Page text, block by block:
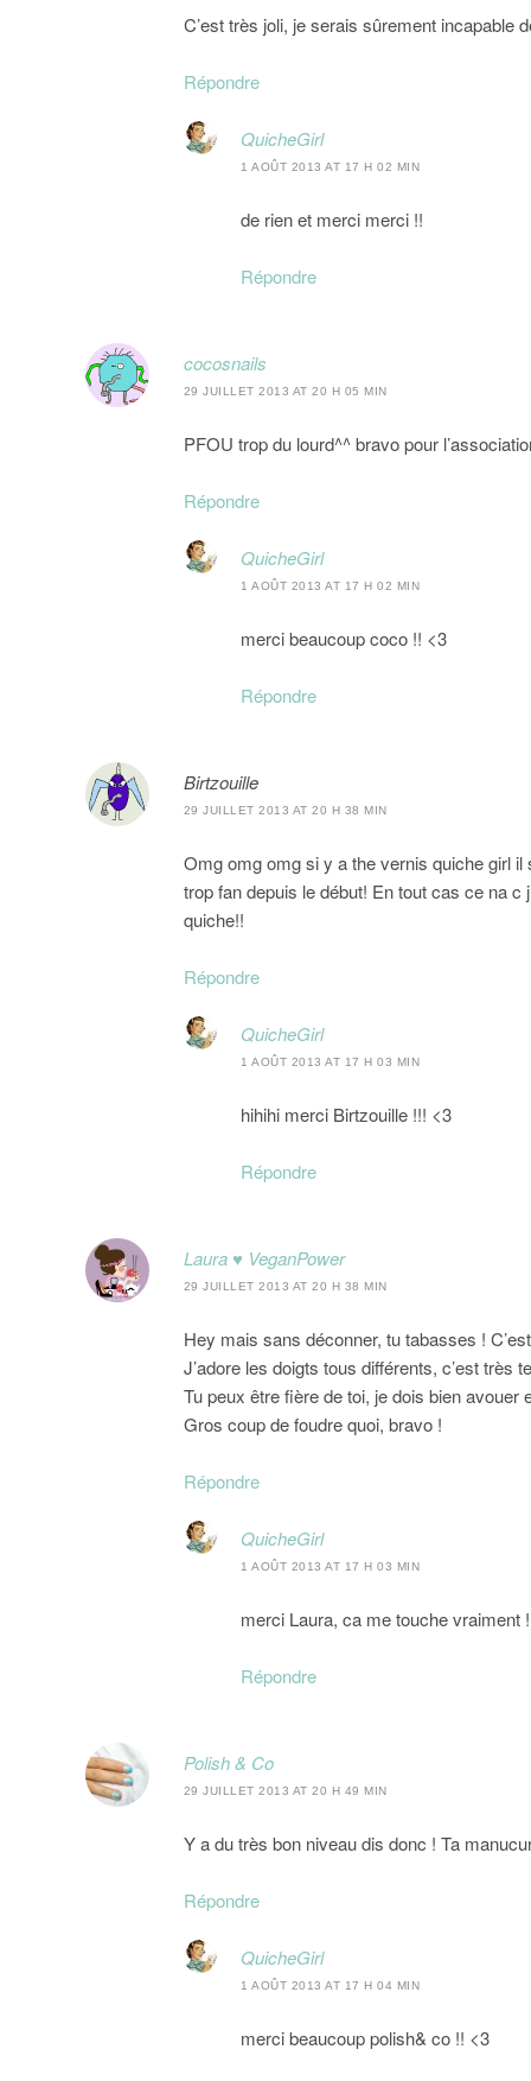
C’est très joli, je serais sûrement incapable
Répondre
QuicheGirl
1 AOÛT 2013 AT 17 H 02 MIN
de rien et merci merci !!
Répondre
cocosnails
29 JUILLET 2013 AT 20 H 05 MIN
PFOU trop du lourd^^ bravo pour
Répondre
QuicheGirl
1 AOÛT 2013 AT 17 H 02 MIN
merci beaucoup coco !! <3
Répondre
Birtzouille
29 JUILLET 2013 AT 20 H 38 MIN
Omg omg omg si y a the vernis quiche girl
trop fan depuis le début! En tout cas ce na
quiche!!
Répondre
QuicheGirl
1 AOÛT 2013 AT 17 H 03 MIN
hihihi merci Birtzouille !!! <3
Répondre
Laura ♥ VeganPower
29 JUILLET 2013 AT 20 H 38 MIN
Hey mais sans déconner, tu tabasses !
J’adore les doigts tous différents, c’est très
Tu peux être fière de toi, je dois bien
Gros coup de foudre quoi, bravo !
Répondre
QuicheGirl
1 AOÛT 2013 AT 17 H 03 MIN
merci Laura, ca me touche vraiment
Répondre
Polish & Co
29 JUILLET 2013 AT 20 H 49 MIN
Y a du très bon niveau dis donc ! Ta
Répondre
QuicheGirl
1 AOÛT 2013 AT 17 H 04 MIN
merci beaucoup polish& co !! <3